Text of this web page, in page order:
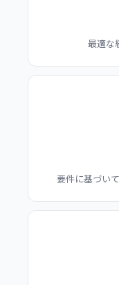
最適な
要件に基づい